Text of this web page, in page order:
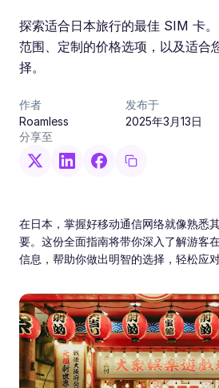
探索适合日本旅行的最佳 SIM 卡
范围、定制的价格选项，以及适合
择。
作者
Roamless
发布于
2025年3月13日
分享至
在日本，掌握好移动通信网络就像熟悉
要。这份全面指南将带你深入了解游客
信息，帮助你做出明智的选择，轻松应